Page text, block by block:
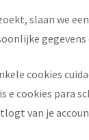
slaan we
cookies
e cookies para
van je